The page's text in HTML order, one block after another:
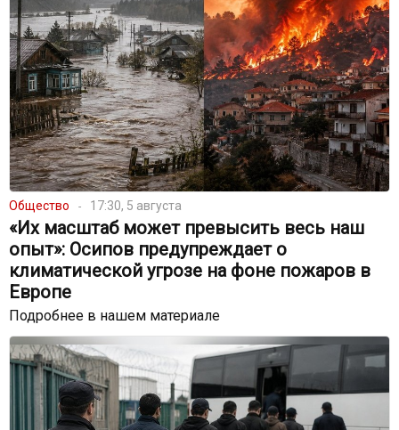
Общество 17:30, 5 августа
«Их масштаб может превысить весь наш
опыт»: Осипов предупреждает о
климатической угрозе на фоне пожаров в
Европе
Подробнее в нашем материале